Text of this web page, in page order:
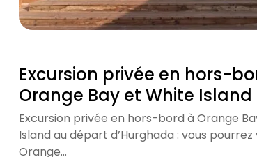
Excursion privée en hors-
Orange Bay et White Island
Excursion privée en hors-bord à Orange
Island au départ d’Hurghada : vous
Orange…